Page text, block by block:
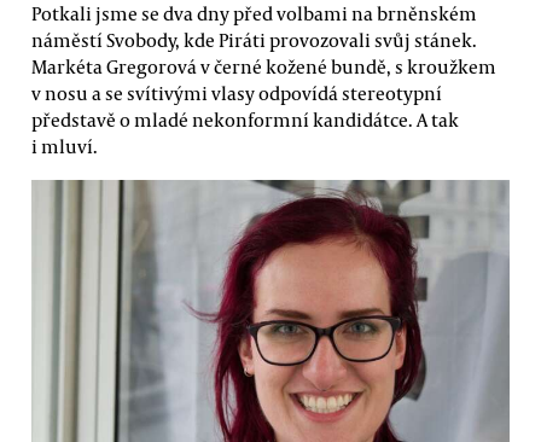
Potkali jsme se dva dny před volbami na brněnském
náměstí Svobody, kde Piráti provozovali svůj stánek.
Markéta Gregorová v černé kožené bundě, s kroužkem
v nosu a se svítivými vlasy odpovídá stereotypní
představě o mladé nekonformní kandidátce. A tak
i mluví.